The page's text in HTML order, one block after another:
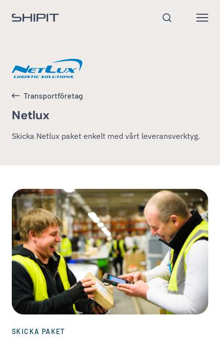
Gå till startsidan
Transportföretag
Netlux
Skicka Netlux paket enkelt med vårt leveransverktyg.
SKICKA PAKET